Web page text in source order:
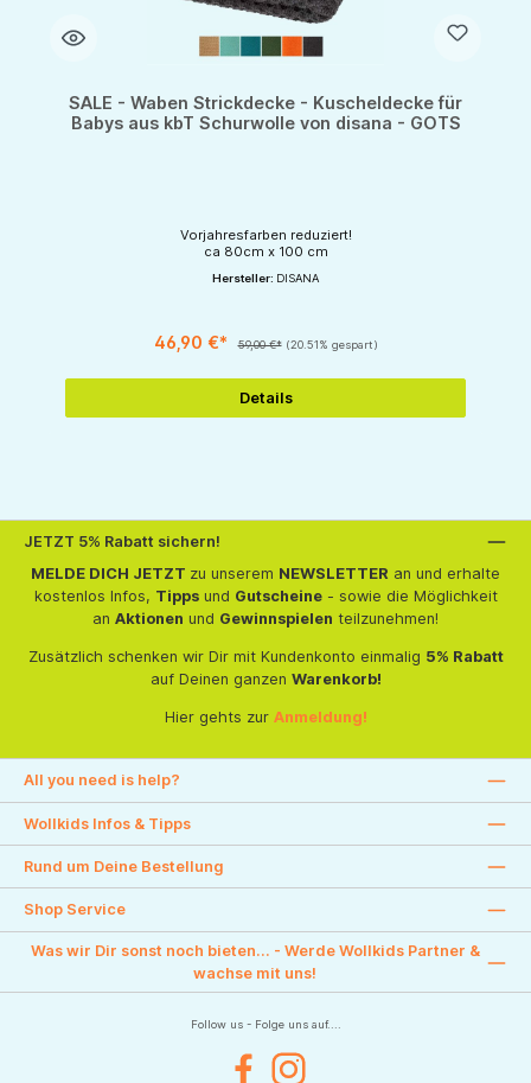
SALE - Waben Strickdecke - Kuscheldecke für
Babys aus kbT Schurwolle von disana - GOTS
Vorjahresfarben reduziert!
ca 80cm x 100 cm
Hersteller: DISANA
46,90 €* 59,00 €* (20.51% gespart)
Details
JETZT 5% Rabatt sichern!
MELDE DICH JETZT zu unserem NEWSLETTER an und erhalte
kostenlos Infos, Tippsund Gutscheine- sowie die Möglichkeit
an Aktionen und Gewinnspielen teilzunehmen!
Zusätzlich schenken wir Dir mit Kundenkonto einmalig 5% Rabatt
auf Deinen ganzen Warenkorb!
Hier gehts zur Anmeldung!
All you need is help?
Wollkids Infos & Tipps
Rund um Deine Bestellung
Shop Service
Was wir Dir sonst noch bieten... - Werde Wollkids Partner &
wachse mit uns!
Follow us - Folge uns auf....
FacebookInstagram